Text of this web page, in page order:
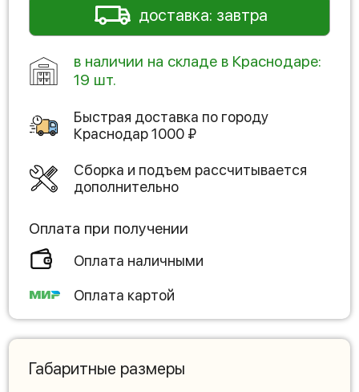
доставка: завтра
в наличии на складе в Краснодаре:
19 шт.
Быстрая доставка по городу
Краснодар1000 ₽
Сборка и подъем рассчитывается
дополнительно
Оплата при получении
Оплата наличными
Оплата картой
Габаритные размеры